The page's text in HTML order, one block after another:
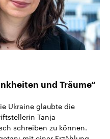
und Träume“
Ukraine glaubte die
Tanja
schreiben zu können.